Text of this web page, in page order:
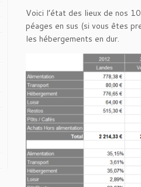
Voici l’état des lieux de nos
péages en sus (si vous êtes
les hébergements en dur.